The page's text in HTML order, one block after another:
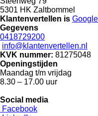
5301 HK Zaltbommel
Klantenvertellen is
Gegevens
0418729200
info@klantenvertellen.nl
KVK nummer: 81275048
Openingstijden
Maandag t/m vrijdag
8.30 – 17.00 uur
Social media
Facebook